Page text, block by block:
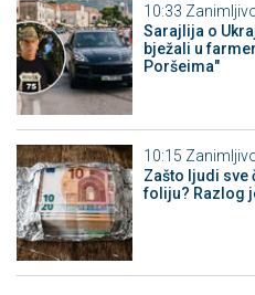
10:33
Sarajlija o
bježali u
Poršeima"
10:15
Zašto ljudi sve
foliju? Razlog